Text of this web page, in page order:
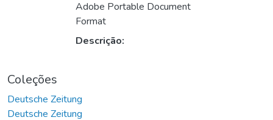
Adobe Portable Document
Format
Descrição:
Coleções
Deutsche Zeitung
Deutsche Zeitung